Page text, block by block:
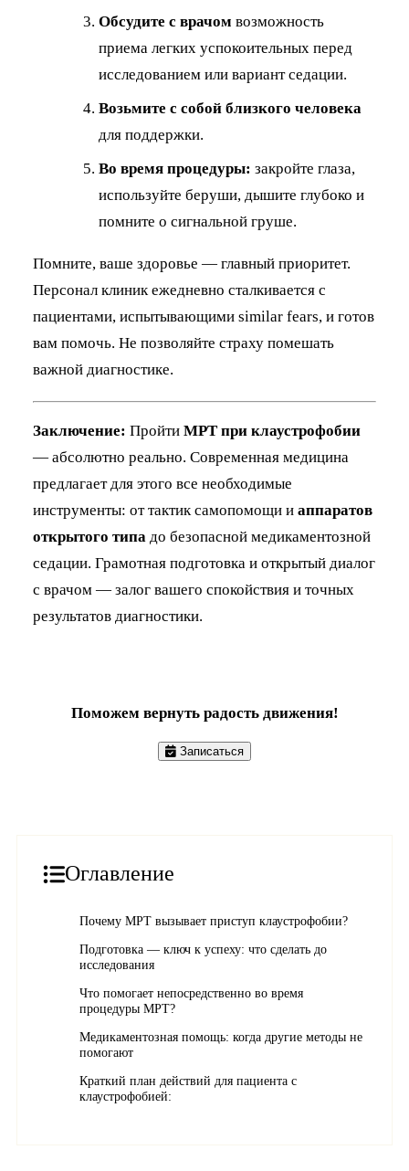
Обсудите с врачом возможность
приема легких успокоительных перед
исследованием или вариант седации.
Возьмите с собой близкого человека
для поддержки.
Во время процедуры: закройте глаза,
используйте беруши, дышите глубоко и
помните о сигнальной груше.
Помните, ваше здоровье — главный приоритет.
Персонал клиник ежедневно сталкивается с
пациентами, испытывающими similar fears, и готов
вам помочь. Не позволяйте страху помешать
важной диагностике.
Заключение: Пройти МРТ при клаустрофобии
— абсолютно реально. Современная медицина
предлагает для этого все необходимые
инструменты: от тактик самопомощи и аппаратов
открытого типа до безопасной медикаментозной
седации. Грамотная подготовка и открытый диалог
с врачом — залог вашего спокойствия и точных
результатов диагностики.
Поможем вернуть радость движения!
Записаться
Оглавление
Почему МРТ вызывает приступ клаустрофобии?
Подготовка — ключ к успеху: что сделать до
исследования
Что помогает непосредственно во время
процедуры МРТ?
Медикаментозная помощь: когда другие методы не
помогают
Краткий план действий для пациента с
клаустрофобией: